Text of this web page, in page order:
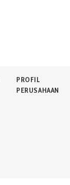
PROFIL
PERUSAHAAN